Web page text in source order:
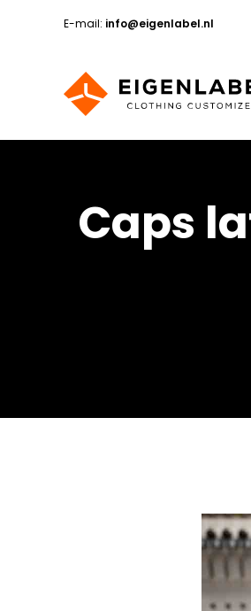
E-mail: info@eigenlabel.nl
Caps